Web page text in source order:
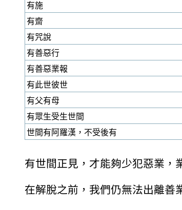
有施
有齋
有咒說
有善惡行
有善惡業報
有此世彼世
有父有母
有眾生受生世間
世間有阿羅漢，不受後有
有世間正見，才能夠少犯惡業，
在解脫之前，我們仍無法出離善